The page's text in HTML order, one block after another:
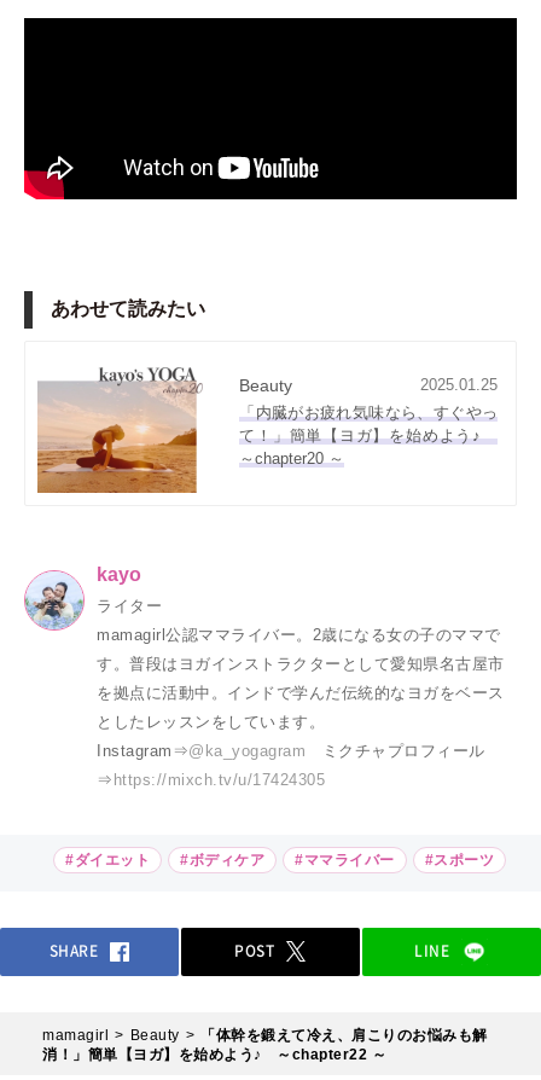
あわせて読みたい
Beauty
2025.01.25
「内臓がお疲れ気味なら、すぐやっ
て！」簡単【ヨガ】を始めよう♪
～chapter20 ～
kayo
ライター
mamagirl公認ママライバー。2歳になる女の子のママで
す。普段はヨガインストラクターとして愛知県名古屋市
を拠点に活動中。インドで学んだ伝統的なヨガをベース
としたレッスンをしています。
Instagram⇒@ka_yogagram ミクチャプロフィール
⇒ https://mixch.tv/u/17424305
#ダイエット #ボディケア #ママライバー #スポーツ
SHARE POST LINE
mamagirl Beauty
「体幹を鍛えて冷え、肩こりのお悩みも解
消！」簡単【ヨガ】を始めよう♪ ～chapter22 ～